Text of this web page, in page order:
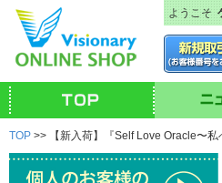
ようこそ
TOP >> 【新入荷】『Self Love Oracle〜